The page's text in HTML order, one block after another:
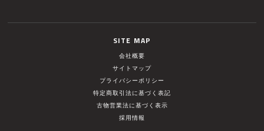
SITE MAP
会社概要
サイトマップ
プライバシーポリシー
特定商取引法に基づく表記
古物営業法に基づく表示
採用情報